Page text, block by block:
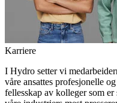
Karriere
I Hydro setter vi
våre ansattes profesjonelle
fellesskap av kolleger som